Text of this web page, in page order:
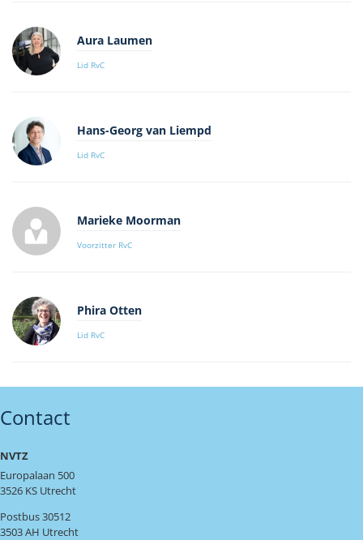
Aura Laumen
Lid RvC
Hans-Georg van Liempd
Lid RvC
Marieke Moorman
Voorzitter RvC
Phira Otten
Lid RvC
Contact
NVTZ
Europalaan 500
3526 KS Utrecht
Postbus 30512
3503 AH Utrecht